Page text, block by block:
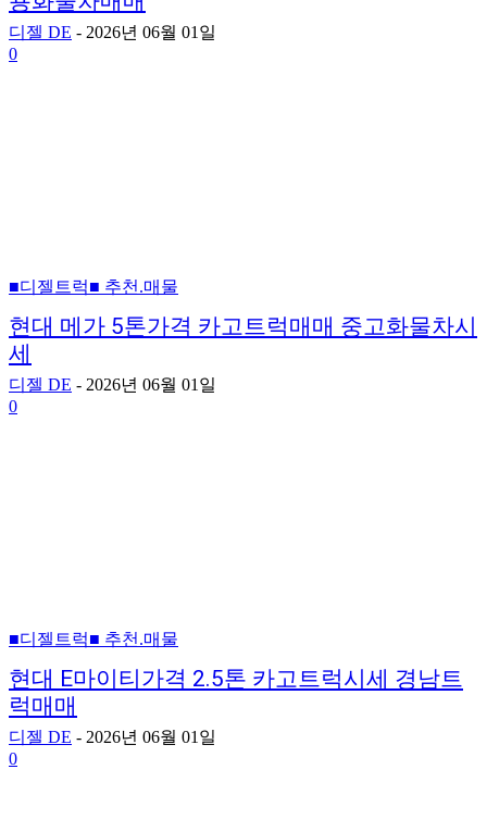
디젤 DE - 2026년 06월 01일
0
■디젤트럭■ 추천.매물
현대 메가 5톤가격 카고트럭매매 중고화물차시
세
디젤 DE - 2026년 06월 01일
0
■디젤트럭■ 추천.매물
현대 E마이티가격 2.5톤 카고트럭시세 경남트
럭매매
디젤 DE - 2026년 06월 01일
0